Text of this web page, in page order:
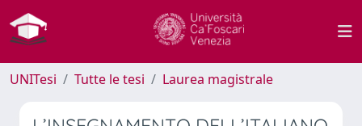
UNITesi Tutte le tesi Laurea magistrale